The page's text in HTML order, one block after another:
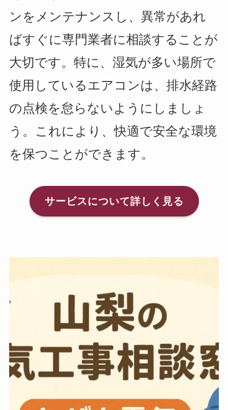
ンをメンテナンスし、異常があれ
ばすぐに専門業者に相談することが
大切です。特に、湿気が多い場所で
使用しているエアコンは、排水経路
の点検を怠らないようにしましょ
う。これにより、快適で安全な環境
を保つことができます。
サービスについて詳しく見る